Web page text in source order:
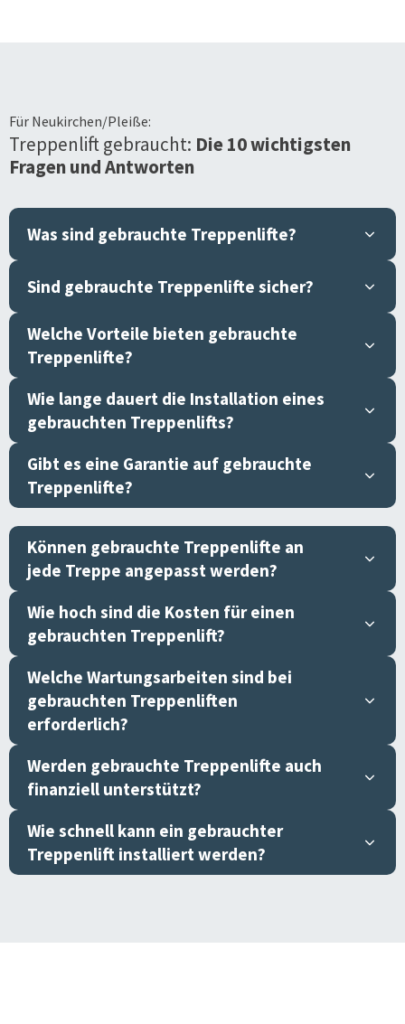
Für Neukirchen/Pleiße:
Treppenlift gebraucht: Die 10 wichtigsten
Fragen und Antworten
Was sind gebrauchte Treppenlifte?
Sind gebrauchte Treppenlifte sicher?
Welche Vorteile bieten gebrauchte
Treppenlifte?
Wie lange dauert die Installation eines
gebrauchten Treppenlifts?
Gibt es eine Garantie auf gebrauchte
Treppenlifte?
Können gebrauchte Treppenlifte an
jede Treppe angepasst werden?
Wie hoch sind die Kosten für einen
gebrauchten Treppenlift?
Welche Wartungsarbeiten sind bei
gebrauchten Treppenliften
erforderlich?
Werden gebrauchte Treppenlifte auch
finanziell unterstützt?
Wie schnell kann ein gebrauchter
Treppenlift installiert werden?